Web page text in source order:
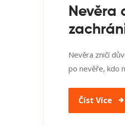
Nevěra
Nevěra zničí
po nevěře, kdo
Číst Více